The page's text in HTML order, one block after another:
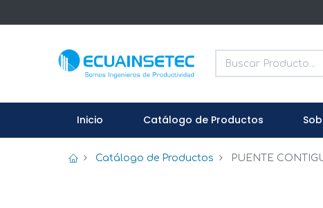
Inicio Catálogo de Productos
Catálogo de Productos PUENTE